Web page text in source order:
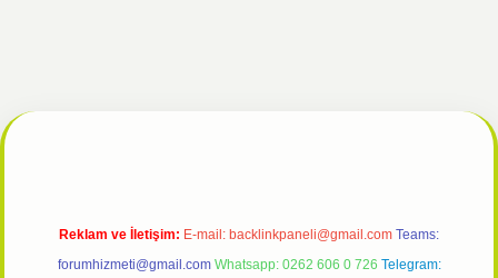
tulipbet giriş
Reklam ve İletişim: E-mail: backlinkpaneli@gmail.com Teams:
forumhizmeti@gmail.com Whatsapp: 0262 606 0 726 Telegram: